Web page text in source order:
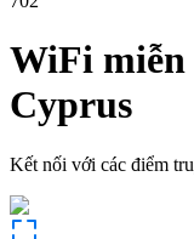
WiFi
Cyprus
Kết nối với các điểm